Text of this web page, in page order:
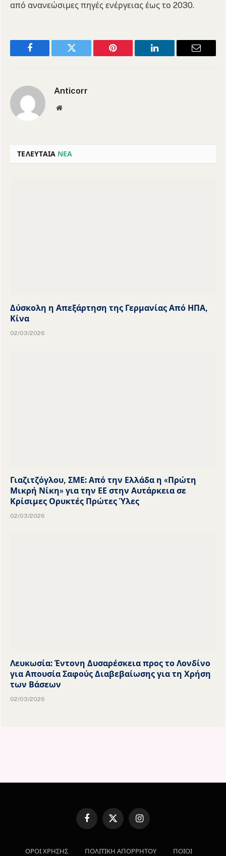
από ανανεώσιμες πηγές ενέργειας έως το 2030.
Facebook Twitter Pinterest LinkedIn Email
Anticorr
Website
ΤΕΛΕΥΤΑΙΑ ΝΕΑ
Δύσκολη η Απεξάρτηση της Γερμανίας Από ΗΠΑ,
Κίνα
02/03/2026
Γιαζιτζόγλου, ΣΜΕ: Από την Ελλάδα η «Πρώτη
Μικρή Νίκη» για την ΕΕ στην Αυτάρκεια σε
Κρίσιμες Ορυκτές Πρώτες Ύλες
02/03/2026
Λευκωσία: Έντονη Δυσαρέσκεια προς το Λονδίνο
για Απουσία Σαφούς Διαβεβαίωσης για τη Χρήση
των Βάσεων
02/03/2026
Facebook
X
Instagram
ΟΡΟΙ ΧΡΗΣΗΣ ΠΟΛΙΤΙΚΗ ΑΠΟΡΡΗΤΟΥ ΠΟΙΟΙ